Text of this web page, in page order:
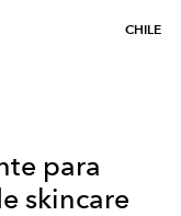
CHILE
para
skincare